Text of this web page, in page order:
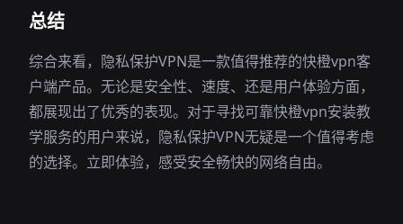
总结
综合来看，隐私保护VPN是一款值得推荐的快橙vpn客
户端产品。无论是安全性、速度、还是用户体验方面，
都展现出了优秀的表现。对于寻找可靠快橙vpn安装教
学服务的用户来说，隐私保护VPN无疑是一个值得考虑
的选择。立即体验，感受安全畅快的网络自由。